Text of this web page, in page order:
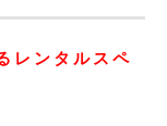
レンタルスペ